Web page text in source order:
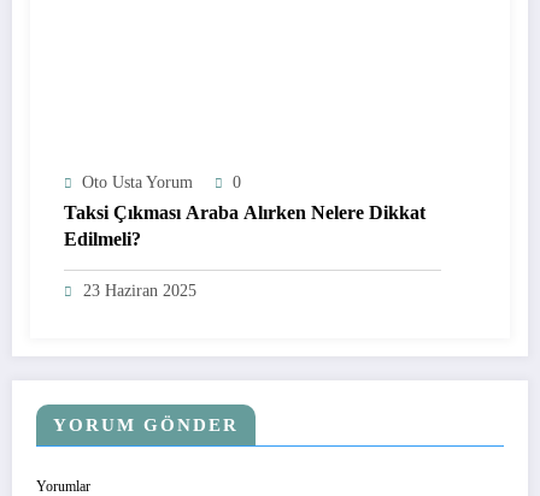
Oto Usta Yorum 0
Taksi Çıkması Araba Alırken Nelere Dikkat
Edilmeli?
23 Haziran 2025
YORUM GÖNDER
Yorumlar